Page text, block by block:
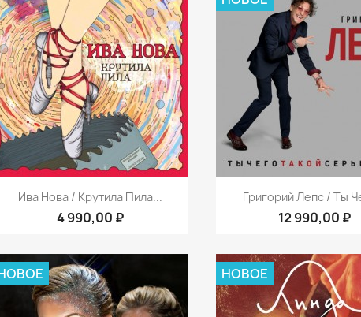
Быстрый просмотр
Ива Нова / Крутила Пила...
4 990,00 ₽
Быстрый
Григорий Лепс / Ты
12 990,00 ₽
НОВОЕ